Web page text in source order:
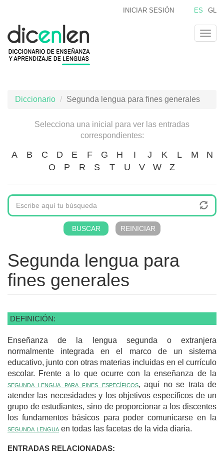
contenido
principal
ES GL
INICIAR SESIÓN
Diccionario Segunda lengua para fines generales
Selecciona una inicial para ver las entradas
correspondientes:
A B C D E F G H I J K L M
N
O
P R S T U V W Z
Segunda lengua para
fines generales
DEFINICIÓN:
Enseñanza de la lengua segunda o extranjera
normalmente integrada en el marco de un sistema
educativo, junto con otras materias incluidas en el currículo
escolar. Frente a lo que ocurre con la enseñanza de la
segunda lengua para fines específicos, aquí no se trata de
atender las necesidades y los objetivos específicos de un
grupo de estudiantes, sino de proporcionar a los discentes
los fundamentos básicos para poder comunicarse en la
segunda lengua en todas las facetas de la vida diaria.
ENTRADAS RELACIONADAS: